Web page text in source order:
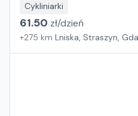
Cykliniarki
61.50 zł/dzień
+275 km Lniska, Straszyn,